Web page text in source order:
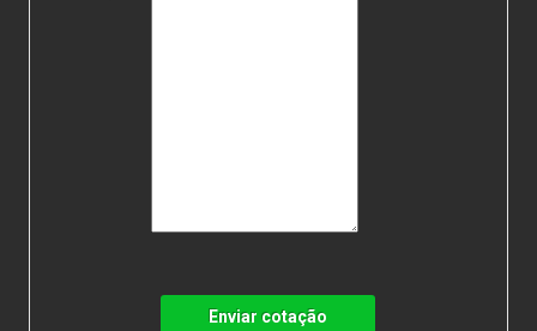
Enviar cotação